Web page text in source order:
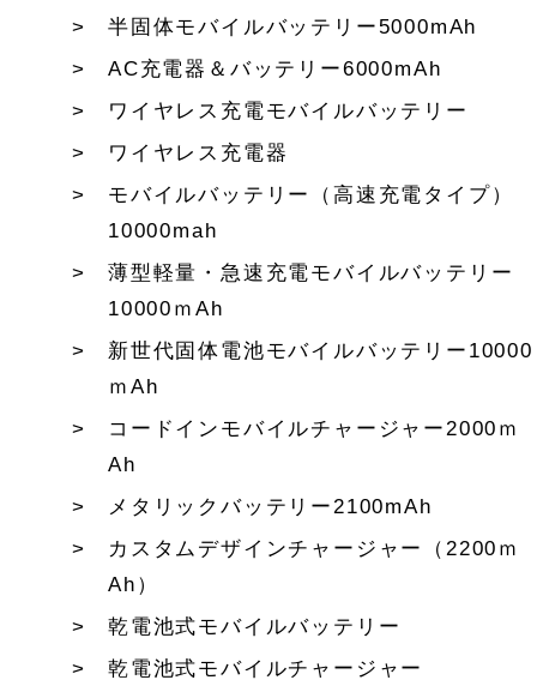
半固体モバイルバッテリー5000mAh
AC充電器＆バッテリー6000mAh
ワイヤレス充電モバイルバッテリー
ワイヤレス充電器
モバイルバッテリー（高速充電タイプ）
10000mah
薄型軽量・急速充電モバイルバッテリー
10000ｍAh
新世代固体電池モバイルバッテリー10000
ｍAh
コードインモバイルチャージャー2000ｍ
Ah
メタリックバッテリー2100mAh
カスタムデザインチャージャー（2200ｍ
Ah）
乾電池式モバイルバッテリー
乾電池式モバイルチャージャー